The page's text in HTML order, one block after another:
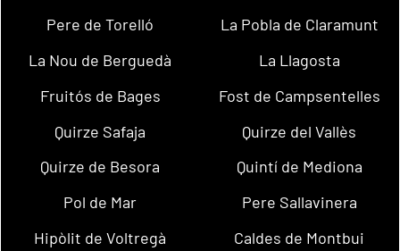
Pere de Torelló
La Pobla de Claramunt
La Nou de Berguedà
La Llagosta
Fruitós de Bages
Fost de Campsentelles
Quirze Safaja
Quirze del Vallès
Quirze de Besora
Quintí de Mediona
Pol de Mar
Pere Sallavinera
Hipòlit de Voltregà
Caldes de Montbui